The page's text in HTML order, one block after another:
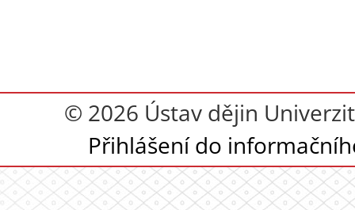
© 2026 Ústav dějin
Přihlášení do